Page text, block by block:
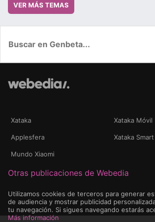
VER MÁS TEMAS
Xataka Xataka Móvil
Applesfera Xataka
Mundo Xiaomi
Otras publicaciones de Webedia
Utilizamos cookies de terceros para generar
de audiencia y mostrar publicidad
tu navegación. Si sigues navegando estarás
Más información